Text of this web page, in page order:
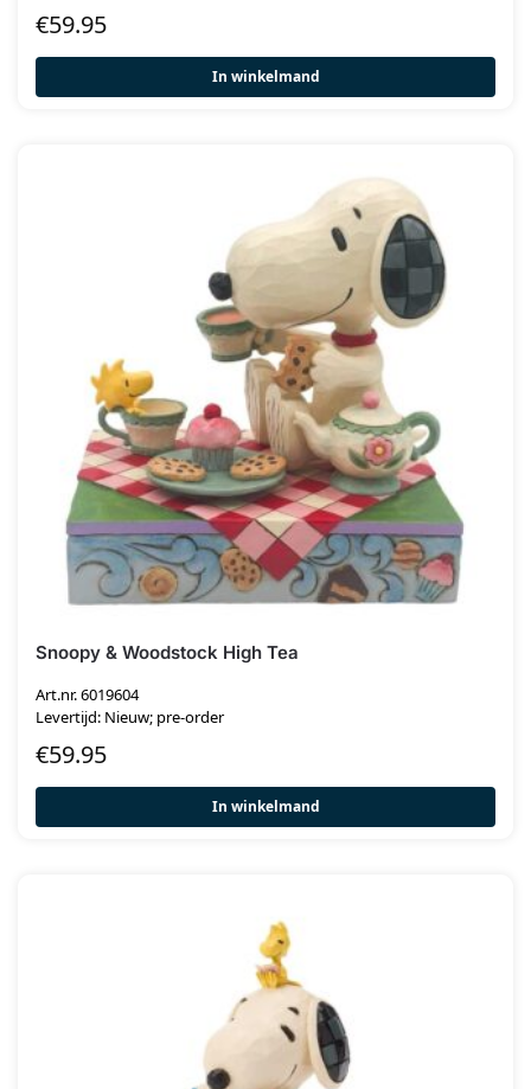
€59.95
In winkelmand
Snoopy & Woodstock High Tea
Art.nr. 6019604
Levertijd: Nieuw; pre-order
€59.95
In winkelmand